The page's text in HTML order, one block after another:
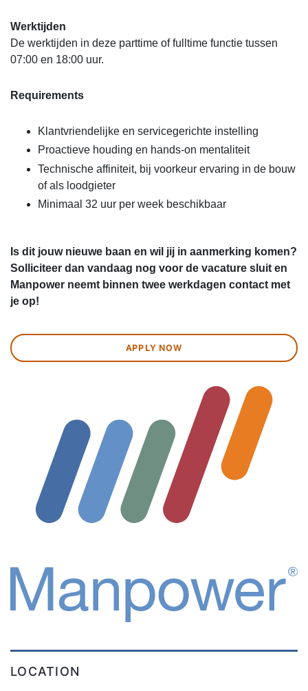
Werktijden
De werktijden in deze parttime of fulltime functie tussen
07:00 en 18:00 uur.
Requirements
Klantvriendelijke en servicegerichte instelling
Proactieve houding en hands-on mentaliteit
Technische affiniteit, bij voorkeur ervaring in de bouw
of als loodgieter
Minimaal 32 uur per week beschikbaar
Is dit jouw nieuwe baan en wil jij in aanmerking komen?
Solliciteer dan vandaag nog voor de vacature sluit en
Manpower neemt binnen twee werkdagen contact met
je op!
APPLY NOW
LOCATION